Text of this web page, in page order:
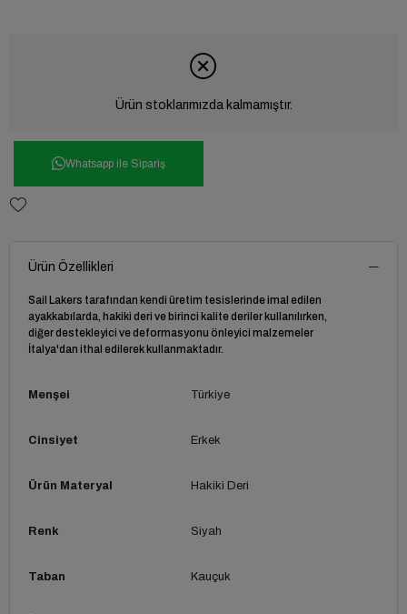
Ürün stoklarımızda kalmamıştır.
Whatsapp ile Sipariş
Ürün Özellikleri
Sail Lakers tarafından kendi üretim tesislerinde imal edilen
ayakkabılarda, hakiki deri ve birinci kalite deriler kullanılırken,
diğer destekleyici ve deformasyonu önleyici malzemeler
İtalya'dan ithal edilerek kullanmaktadır.
Menşei Türkiye
Cinsiyet Erkek
Ürün Materyal Hakiki Deri
Renk Siyah
Taban Kauçuk